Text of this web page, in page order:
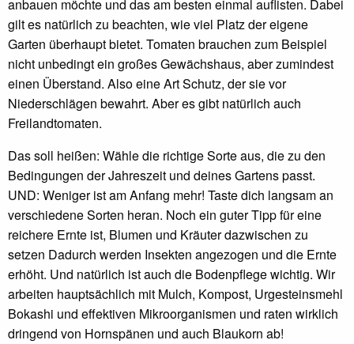
anbauen möchte und das am besten einmal auflisten. Dabei
gilt es natürlich zu beachten, wie viel Platz der eigene
Garten überhaupt bietet. Tomaten brauchen zum Beispiel
nicht unbedingt ein großes Gewächshaus, aber zumindest
einen Überstand. Also eine Art Schutz, der sie vor
Niederschlägen bewahrt. Aber es gibt natürlich auch
Freilandtomaten.
Das soll heißen: Wähle die richtige Sorte aus, die zu den
Bedingungen der Jahreszeit und deines Gartens passt.
UND: Weniger ist am Anfang mehr! Taste dich langsam an
verschiedene Sorten heran. Noch ein guter Tipp für eine
reichere Ernte ist, Blumen und Kräuter dazwischen zu
setzen Dadurch werden Insekten angezogen und die Ernte
erhöht. Und natürlich ist auch die Bodenpflege wichtig. Wir
arbeiten hauptsächlich mit Mulch, Kompost, Urgesteinsmehl
Bokashi und effektiven Mikroorganismen und raten wirklich
dringend von Hornspänen und auch Blaukorn ab!